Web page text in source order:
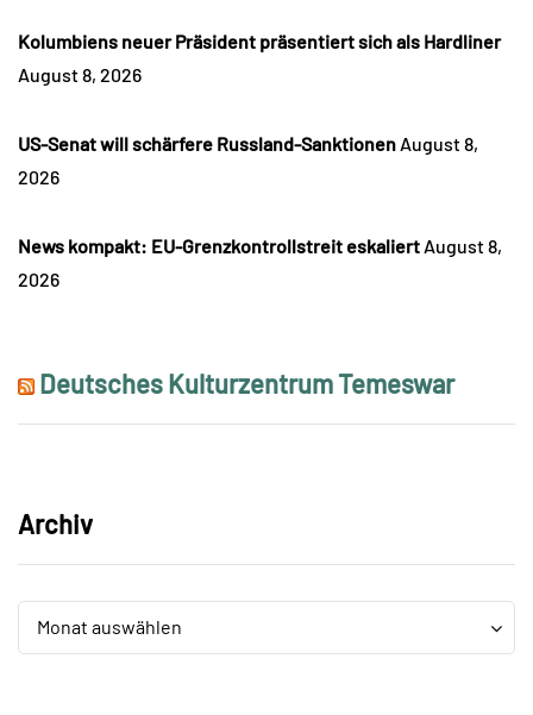
Kolumbiens neuer Präsident präsentiert sich als Hardliner
August 8, 2026
US-Senat will schärfere Russland-Sanktionen August 8,
2026
News kompakt: EU-Grenzkontrollstreit eskaliert August 8,
2026
Deutsches Kulturzentrum Temeswar
Archiv
Monat auswählen
Archiv